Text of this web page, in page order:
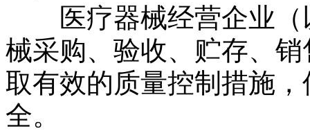
医疗器械经营企业（
械采购、验收、贮存、
取有效的质量控制措施
全。